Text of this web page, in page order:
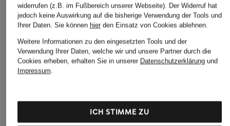
widerrufen (z.B. im Fußbereich unserer Webseite). Der Widerruf hat
jedoch keine Auswirkung auf die bisherige Verwendung der Tools und
Ihrer Daten. Sie können hierden Einsatz von Cookies ablehnen.
Weitere Informationen zu den eingesetzten Tools und der
Verwendung Ihrer Daten, welche wir und unsere Partner durch die
Cookies erheben, erhalten Sie in unserer Datenschutzerklärungund
Impressum.
ICH STIMME ZU